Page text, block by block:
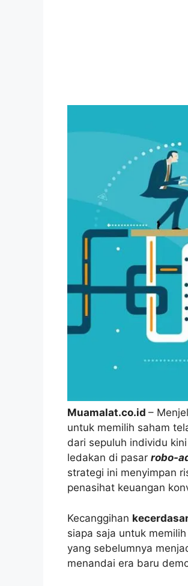
Muamalat.co.id –
untuk memilih saham
dari sepuluh individu
ledakan di pasar robo-
strategi ini menyimpan
penasihat keuangan
Kecanggihan
siapa saja untuk
yang sebelumnya
menandai era baru